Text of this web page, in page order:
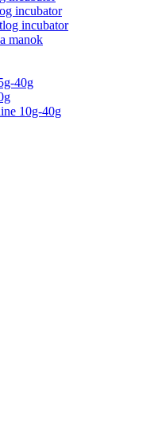
incubator
incubator
manok
40g
10g-40g